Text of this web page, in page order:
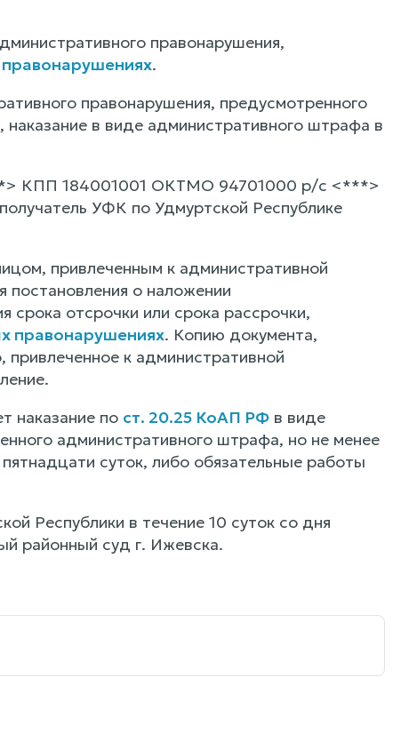
правонарушения,
.
правонарушения, предусмотренного
, наказание в виде административного штрафа в
КПП 184001001 ОКТМО 94701000 р/с <***>
УФК по Удмуртской Республике
привлеченным к административной
постановления о наложении
срока отсрочки или срока рассрочки,
правонарушениях. Копию документа,
к административной
наказание по ст. 20.25 КоАП РФв виде
административного штрафа, но не менее
суток, либо обязательные работы
Республики в течение 10 суток со дня
районный суд г. Ижевска.